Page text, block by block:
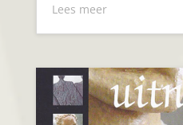
Lees meer